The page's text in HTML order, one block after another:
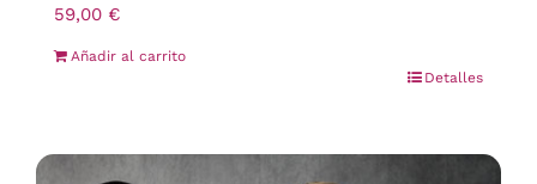
59,00 €
Añadir al carrito
Detalles